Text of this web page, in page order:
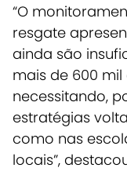
“O
resgate
ainda são
mais de 600
necessitando,
estratégias
como nas
locais”,